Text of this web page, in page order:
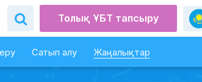
Толық ҰБТ тапсыру
Сатып алу Жаңалықтар